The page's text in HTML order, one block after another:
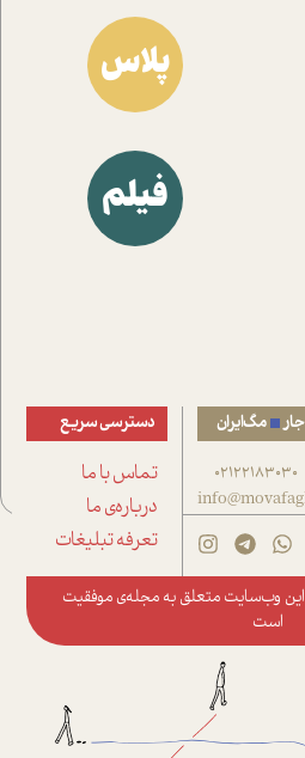
پلاس
فیلم
جار مگ‌ایران
02122183030
دسترسی سریع
تماس با ما
درباره‌ی ما
تعرفه تبلیغات
وب‌سایت متعلق به مجله‌ی موفقیت
است